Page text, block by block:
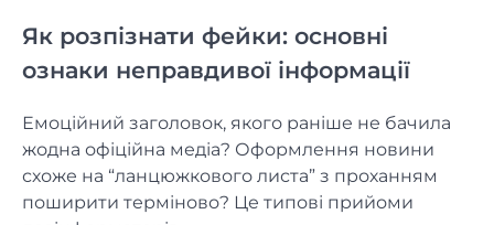
Як розпізнати фейки: основні
ознаки неправдивої інформації
Емоційний заголовок, якого раніше не бачила
жодна офіційна медіа? Оформлення новини
схоже на “ланцюжкового листа” з проханням
поширити терміново? Це типові прийоми